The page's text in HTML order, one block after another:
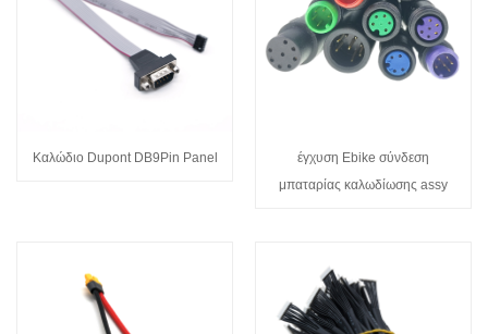
Καλώδιο Dupont DB9Pin Panel
έγχυση Ebike σύνδεση
μπαταρίας καλωδίωσης assy